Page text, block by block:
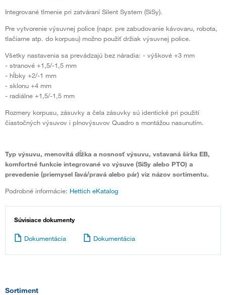
Integrované tlmenie pri zatváraní Silent System (SiSy).
Pre vytvorenie výsuvnej police (napr. pre zabudovanie kávovaru, robota,
tlačiarne atp. do korpusu) možno použiť držiak výsuvnej police.
Všetky nastavenia sa prevádzajú bez náradia: - výškové +3 mm
- stranové +1,5/-1,5 mm
- hĺbky +2/-1 mm
- sklonu +4 mm
- radiálne +1,5/-1,5 mm
Rozmery korpusu, zásuvky a čela zásuvky sú identické pri použití
čiastočných výsuvov i plnovýsuvov Quadro s montážou nasunutím.
Typ výsuvu, menovitá dĺžka a nosnosť výsuvu, vstavaná šírka EB,
komfortné funkcie integrované vo výsuve (SiSy alebo PTO) a
prevedenie (priemysel ľavá/pravá alebo pár) viz názov sortimentu.
Podrobné informácie: Hettich eKatalog
Súvisiace dokumenty
Dokumentácia Dokumentácia
Sortiment